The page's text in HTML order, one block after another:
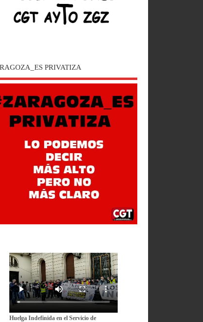
PRIVATIZA
Huelga Indefinida en el Servicio de